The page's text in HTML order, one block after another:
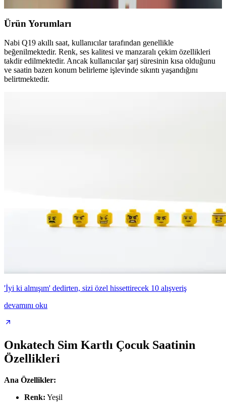
Ürün Yorumları
Nabi Q19 akıllı saat, kullanıcılar tarafından genellikle
beğenilmektedir. Renk, ses kalitesi ve manzaralı çekim özellikleri
takdir edilmektedir. Ancak kullanıcılar şarj süresinin kısa olduğunu
ve saatin bazen konum belirleme işlevinde sıkıntı yaşandığını
belirtmektedir.
'İyi ki almışım' dedirten, sizi özel hissettirecek 10 alışveriş
devamını oku
Onkatech Sim Kartlı Çocuk Saatinin
Özellikleri
Ana Özellikler:
Renk: Yeşil